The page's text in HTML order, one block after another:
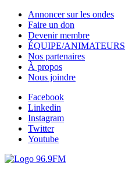
Annoncer sur les ondes
Faire un don
Devenir membre
ÉQUIPE/ANIMATEURS
Nos partenaires
À propos
Nous joindre
Facebook
Linkedin
Instagram
Twitter
Youtube